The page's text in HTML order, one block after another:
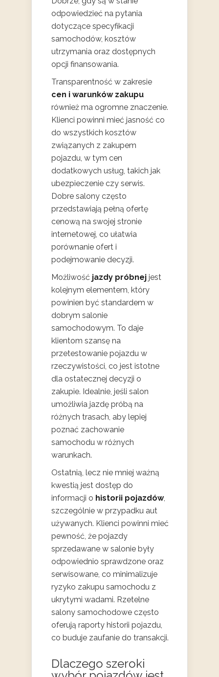
odpowiedzieć na pytania
dotyczące specyfikacji
samochodów, kosztów
utrzymania oraz dostępnych
opcji finansowania.
Transparentność w zakresie
cen i warunków zakupu
również ma ogromne znaczenie.
Klienci powinni mieć jasność co
do wszystkich kosztów
związanych z zakupem
pojazdu, w tym cen
dodatkowych usług, takich jak
ubezpieczenie czy serwis.
Dobre salony często
przedstawiają pełną ofertę
cenową na swojej stronie
internetowej, co ułatwia
porównanie ofert i
podejmowanie decyzji.
Możliwość jazdy próbnej jest
kolejnym elementem, który
powinien być standardem w
dobrym salonie
samochodowym. To daje
klientom szansę na
przetestowanie pojazdu w
rzeczywistości, co jest istotne
dla ostatecznej decyzji o
zakupie. Idealnie, jeśli salon
umożliwia jazdę próbą na
różnych trasach, aby lepiej
poznać zachowanie
samochodu w różnych
warunkach.
Ostatnią, lecz nie mniej ważną
kwestią jest dostęp do
informacji o historii pojazdów,
szczególnie w przypadku aut
używanych. Klienci powinni mieć
pewność, że pojazdy
sprzedawane w salonie były
odpowiednio sprawdzone oraz
serwisowane, co minimalizuje
ryzyko zakupu samochodu z
ukrytymi wadami. Rzetelne
salony samochodowe często
oferują raporty historii pojazdu,
co buduje zaufanie do transakcji.
Dlaczego szeroki